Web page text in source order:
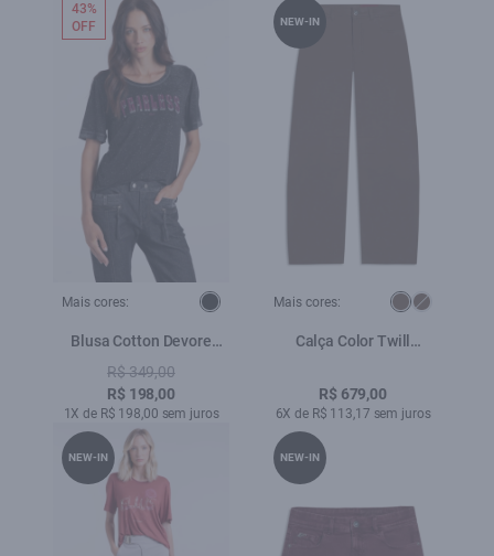
Mais cores:
Blusa Cotton Devore
Fearless Boxy Preto
R$ 349,00
R$ 198,00
1X de R$ 198,00 sem juros
43%
OFF
Mais cores:
Calça Color Twill
R$ 679,00
6X de R$ 113,17 sem juros
NEW-IN
NEW-IN NEW-IN